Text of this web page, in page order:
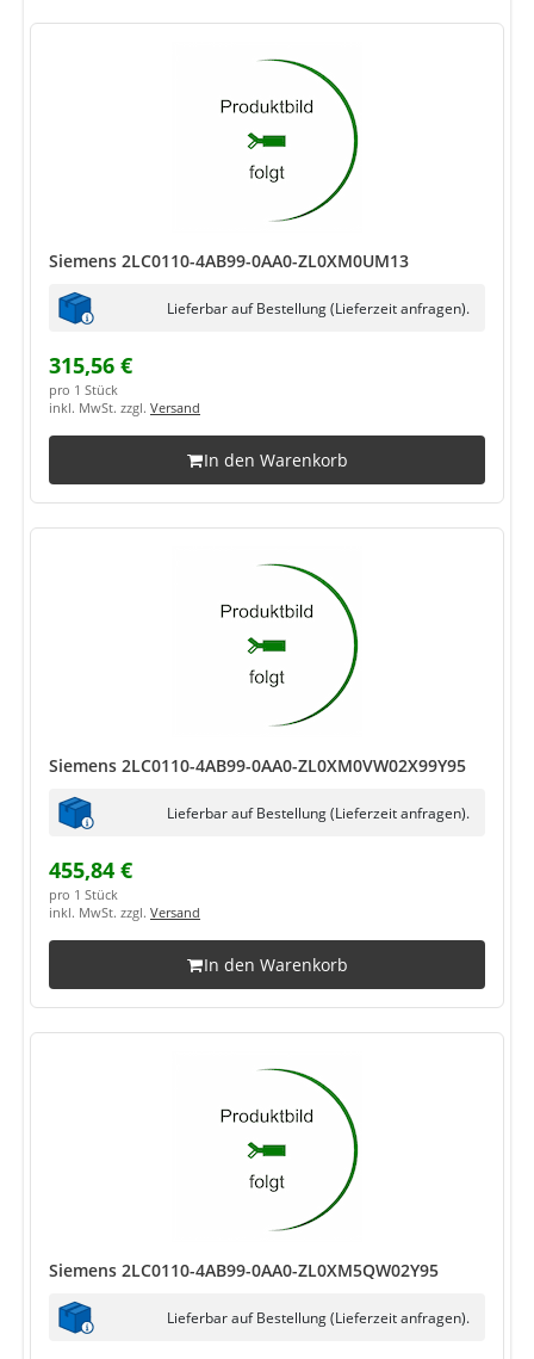
Siemens 2LC0110-4AB99-0AA0-ZL0XM0UM13
Lieferbar auf Bestellung (Lieferzeit anfragen).
315,56 €
pro 1 Stück
inkl. MwSt. zzgl. Versand
In den Warenkorb
Siemens 2LC0110-4AB99-0AA0-ZL0XM0VW02X99Y95
Lieferbar auf Bestellung (Lieferzeit anfragen).
455,84 €
pro 1 Stück
inkl. MwSt. zzgl. Versand
In den Warenkorb
Siemens 2LC0110-4AB99-0AA0-ZL0XM5QW02Y95
Lieferbar auf Bestellung (Lieferzeit anfragen).